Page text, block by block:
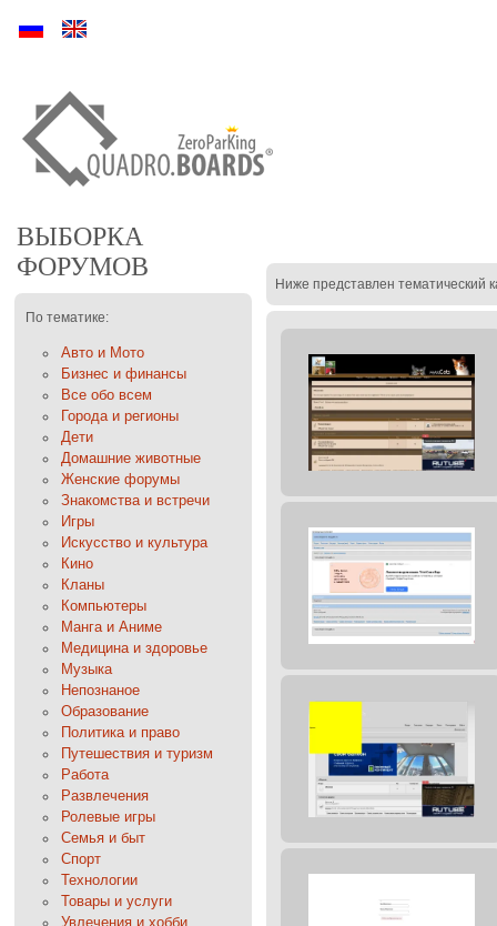
Ру En
ВЫБОРКА
ФОРУМОВ
По тематике:
Авто и Мото
Бизнес и финансы
Все обо всем
Города и регионы
Дети
Домашние животные
Женские форумы
Знакомства и встречи
Игры
Искусство и культура
Кино
Кланы
Компьютеры
Манга и Аниме
Медицина и здоровье
Музыка
Непознаное
Образование
Политика и право
Путешествия и туризм
Работа
Развлечения
Ролевые игры
Семья и быт
Спорт
Технологии
Товары и услуги
Увлечения и хобби
Ниже представлен тематический